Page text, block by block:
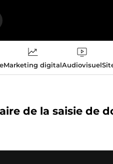
Marketing digitalAudiovisuel
de la saisie de